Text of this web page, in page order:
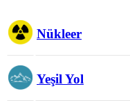
Nükleer
Yeşil Yol